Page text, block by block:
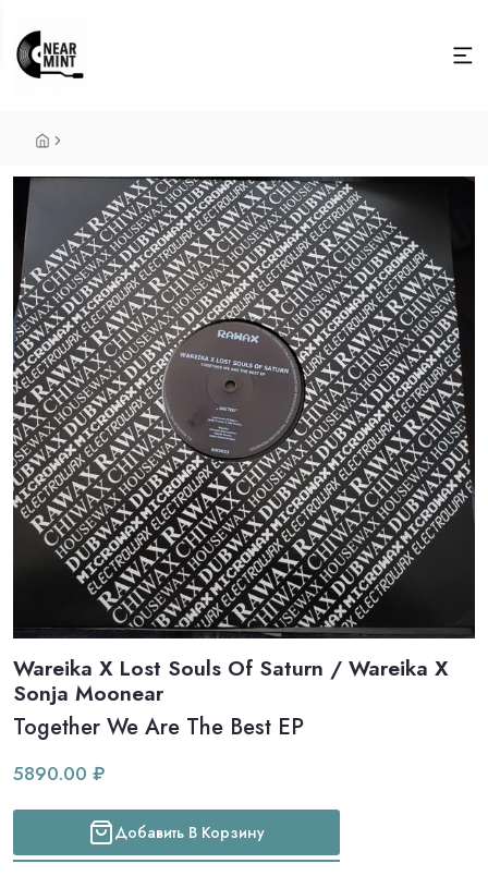
Wareika X Lost Souls Of Saturn / Wareika X
Sonja Moonear
Together We Are The Best EP
5890.00 ₽
Добавить В Корзину